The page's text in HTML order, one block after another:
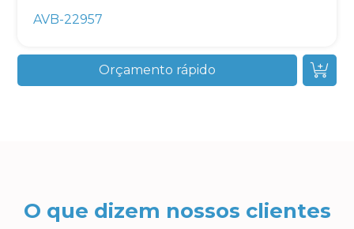
AVB-22957
Orçamento rápido
O que dizem nossos clientes